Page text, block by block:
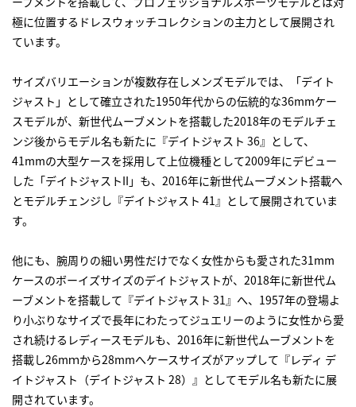
極に位置するドレスウォッチコレクションの主力として展開され
ています。
サイズバリエーションが複数存在しメンズモデルでは、「デイト
ジャスト」として確立された1950年代からの伝統的な36mmケー
スモデルが、新世代ムーブメントを搭載した2018年のモデルチェ
ンジ後からモデル名も新たに『デイトジャスト 36』として、
41mmの大型ケースを採用して上位機種として2009年にデビュー
した「デイトジャストII」も、2016年に新世代ムーブメント搭載へ
とモデルチェンジし『デイトジャスト 41』として展開されていま
す。
他にも、腕周りの細い男性だけでなく女性からも愛された31mm
ケースのボーイズサイズのデイトジャストが、2018年に新世代ム
ーブメントを搭載して『デイトジャスト 31』へ、1957年の登場よ
り小ぶりなサイズで長年にわたってジュエリーのように女性から愛
され続けるレディースモデルも、2016年に新世代ムーブメントを
搭載し26mｍから28mmへケースサイズがアップして『レディ デ
イトジャスト（デイトジャスト 28）』としてモデル名も新たに展
開されています。